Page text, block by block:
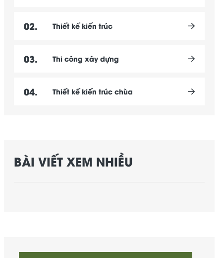
02. Thiết kế kiến trúc
03. Thi công xây dựng
04. Thiết kế kiến trúc chùa
BÀI VIẾT XEM NHIỀU